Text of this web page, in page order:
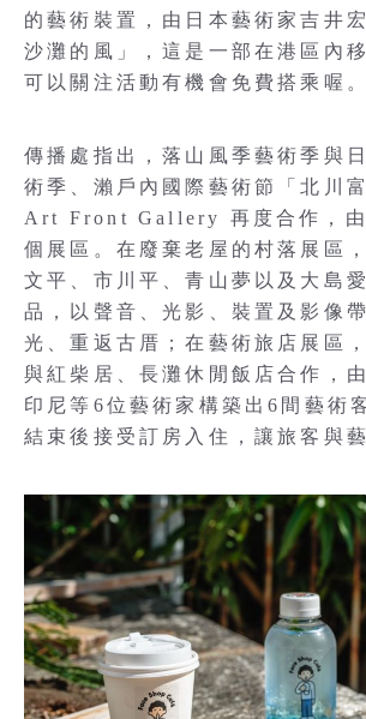
的藝術裝置，由日本藝術家吉井
沙灘的風」，這是一部在港區內
可以關注活動有機會免費搭乘喔。
傳播處指出，落山風季藝術季與
術季、瀨戶內國際藝術節「北川
Art Front Gallery 再度合作，由
個展區。在廢棄老屋的村落展區
文平、市川平、青山夢以及大島
品，以聲音、光影、裝置及影像
光、重返古厝；在藝術旅店展區
與紅柴居、長灘休閒飯店合作，
印尼等6位藝術家構築出6間藝術
結束後接受訂房入住，讓旅客與